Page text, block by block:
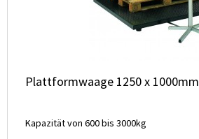
Plattformwaage 1250 x 1000mm
Kapazität von 600 bis 3000kg